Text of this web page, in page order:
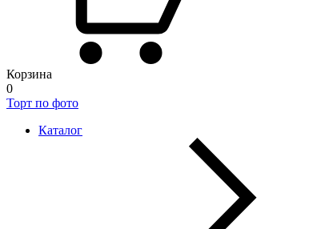
Корзина
0
Торт по фото
Каталог